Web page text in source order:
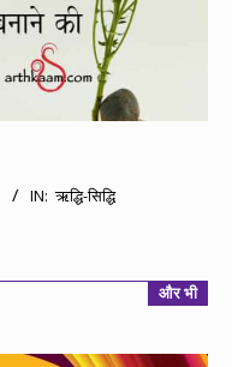
IN: ऋद्धि-सिद्धि
और भी